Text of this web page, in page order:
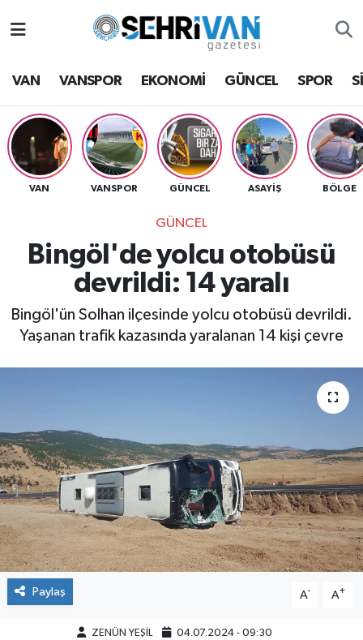
VAN VANSPOR EKONOMİ GÜNCEL SPOR
VAN VANSPOR GÜNCEL ASAYİŞ BÖLGE
GÜNCEL
Bingöl'de yolcu otobüsü
devrildi: 14 yaralı
Bingöl'ün Solhan ilçesinde yolcu otobüsü devrildi.
Yaşanan trafik kazasında yaralanan 14 kişi çevre
Paylaş A- A+
ZENÜN YEŞİL 04.07.2024 - 09:30
Van Hava Durumu
VAN Namaz Vakitleri
Van Trafik Yoğunluk Haritası
Süper Lig Puan Durumu ve Fikstür
Tüm Manşetler
Son Dakika Haberleri